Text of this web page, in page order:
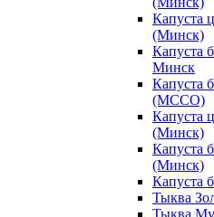
Капуста
(Минск)
Капуста
Минск
Капуста
(МССО)
Капуста
(Минск)
Капуста
(Минск)
Капуста
Тыква
Тыква